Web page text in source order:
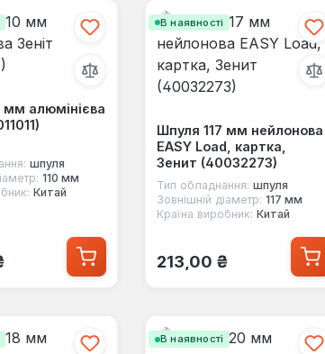
мм алюмінієва
шпуля
110 мм
Китай
В наявності
Шпуля 117 мм нейлонова
EASY Load, картка,
Зенит (40032273)
Тип обладнання: шпуля
Зовнішній діаметр: 117 мм
Країна виробник: Китай
Звичайна ціна:
213,00 ₴
В наявності